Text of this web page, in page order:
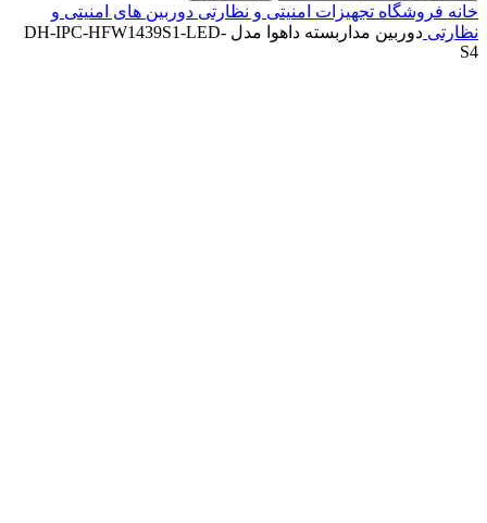
خانه فروشگاه تجهیزات امنیتی و نظارتی دوربین های امنیتی و
نظارتی
دوربین مداربسته داهوا مدل DH-IPC-HFW1439S1-LED-
S4